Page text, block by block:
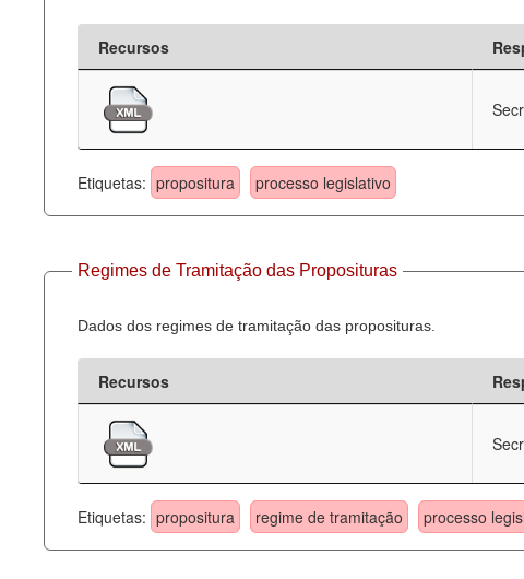
Recursos
Etiquetas: propositura processo legislativo
Regimes de Tramitação das Proposituras
Dados dos regimes de tramitação das proposituras.
Recursos
Etiquetas: propositura regime de tramitação processo